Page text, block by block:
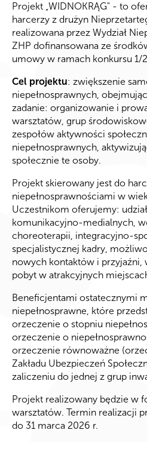
Projekt „WIDNOKRĄG" - to
harcerzy z drużyn
realizowana przez Wydział
ZHP dofinansowana ze
umowy w ramach konkursu 1/
Cel projektu: zwiększenie
niepełnosprawnych,
zadanie: organizowanie i
warsztatów, grup
zespołów aktywności
niepełnosprawnych,
społecznie te osoby.
Projekt skierowany jest do
niepełnosprawnościami w
Uczestnikom oferujemy:
komunikacyjno-medialnych,
choreoterapii, integracyjno-
specjalistycznej kadry,
nowych kontaktów i przyjaźni,
pobyt w atrakcyjnych
Beneficjentami ostatecznymi
niepełnosprawne, które
orzeczenie o stopniu
orzeczenie o
orzeczenie równoważne
Zakładu Ubezpieczeń
zaliczeniu do jednej z grup
Projekt realizowany będzie w
warsztatów. Termin realizacji
do 31 marca 2026 r.